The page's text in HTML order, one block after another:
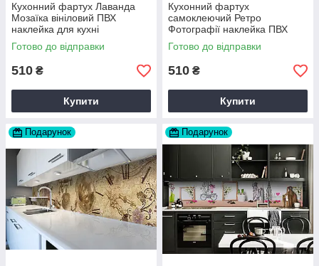
Кухонний фартух Лаванда
Мозаїка вініловий ПВХ
наклейка для кухні
фіолетовий 60х200 см Happy
Pocket Z180251
Готово до відправки
510 ₴
Купити
Кухонний фартух
самоклеючий Ретро
Фотографії наклейка ПВХ
Вінтаж бежевий 60х200 см
Happy Pocket Z180316
Готово до відправки
510 ₴
Купити
Подарунок Подарунок